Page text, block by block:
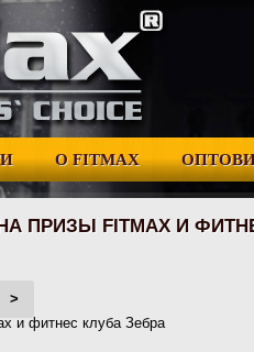
О FITMAX
ПРИЗЫ FITMAX И
и фитнес клуба Зебра
>